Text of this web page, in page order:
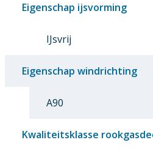
Eigenschap ijsvorming
IJsvrij
Eigenschap windrichting
A90
Kwaliteitsklasse